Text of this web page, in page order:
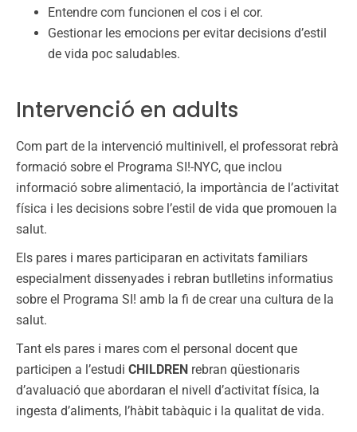
Entendre com funcionen el cos i el cor.
Gestionar les emocions per evitar decisions d’estil
de vida poc saludables.
Intervenció en adults
Com part de la intervenció multinivell, el professorat rebrà
formació sobre el Programa SI!-NYC, que inclou
informació sobre alimentació, la importància de l’activitat
física i les decisions sobre l’estil de vida que promouen la
salut.
Els pares i mares participaran en activitats familiars
especialment dissenyades i rebran butlletins informatius
sobre el Programa SI! amb la fi de crear una cultura de la
salut.
Tant els pares i mares com el personal docent que
participen a l’estudi CHILDREN rebran qüestionaris
d’avaluació que abordaran el nivell d’activitat física, la
ingesta d’aliments, l’hàbit tabàquic i la qualitat de vida.